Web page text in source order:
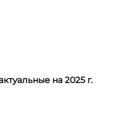
на 2025 г.